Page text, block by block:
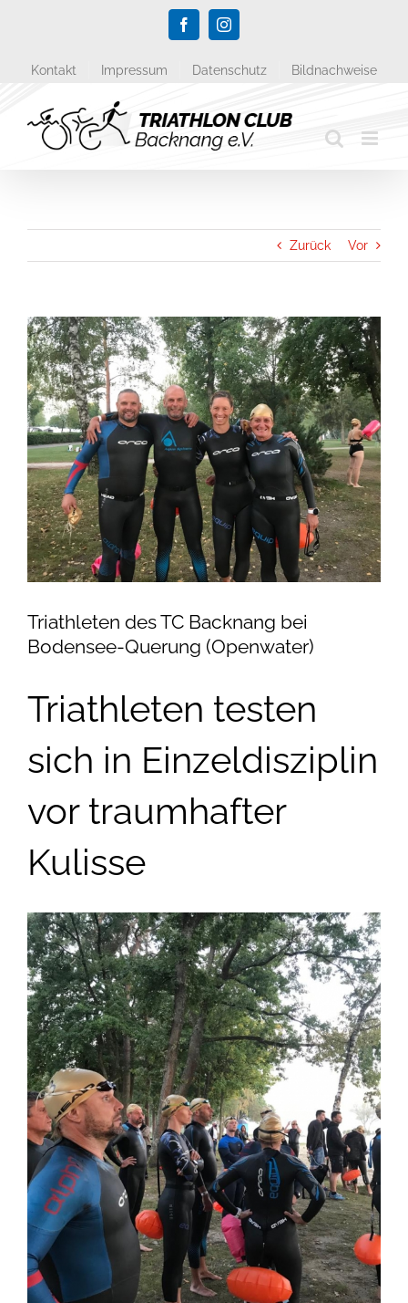
FacebookInstagram
Kontakt Impressum Datenschutz Bildnachweise
Zurück Vor
Zeige
grösseres
Bild
Triathleten des TC Backnang bei
Bodensee-Querung (Openwater)
Triathleten testen
sich in Einzeldisziplin
vor traumhafter
Kulisse